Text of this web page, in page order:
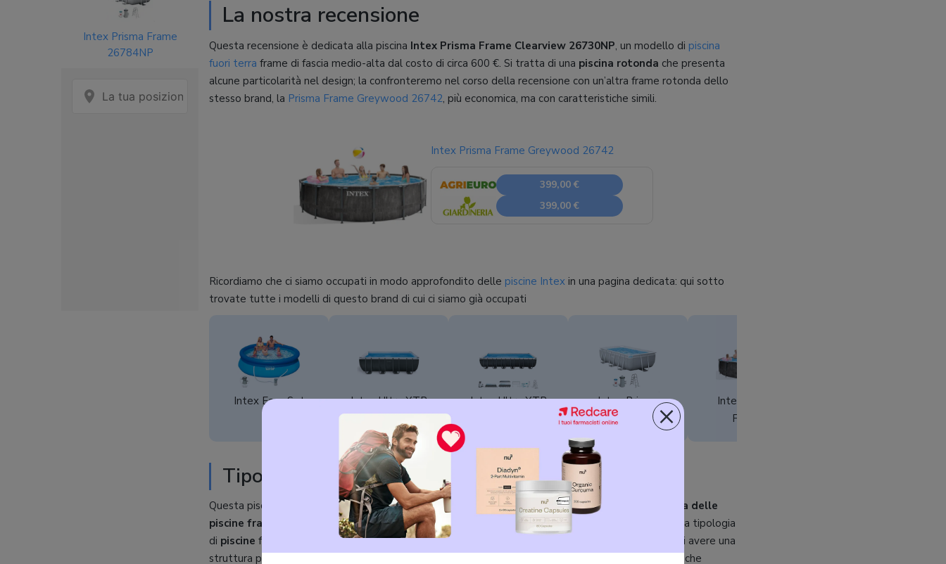
La nostra recensione
Questa recensione è dedicata alla piscina Intex Prisma Frame Clearview 26730NP, un modello di piscina
fuori terra frame di fascia medio-alta dal costo di circa 600 €. Si tratta di una piscina rotonda che presenta
alcune particolarità nel design; la confronteremo nel corso della recensione con un’altra frame rotonda dello
stesso brand, la Prisma Frame Greywood 26742, più economica, ma con caratteristiche simili.
Intex Prisma Frame Greywood 26742
399,00 €
399,00 €
Ricordiamo che ci siamo occupati in modo approfondito delle piscine Intex in una pagina dedicata: qui sotto
trovate tutte i modelli di questo brand di cui ci siamo già occupati
Intex Easy Set
Intex Ultra XTR
Intex Ultra XTR
Intex Prisma
Frame 26784NP
Intex Prisma
Frame
Tipologia: eccellente
Questa piscina, come molti dei modelli Intex e come la Frame Greywood, appartiene alla
tipologia delle
piscine frame
: la piscine Intex Frame è quella più corposa tra i vari modelli del brand. Si tratta della tipologia
di piscine fuori terra più pratiche: rispetto ai modelli autoportanti e gonfiabili hanno il vantaggio di avere una
struttura più stabile, una capienza solitamente maggiore e spesso un sistema di filtrazione incluso, che
Intex Prisma Frame
26784NP
×